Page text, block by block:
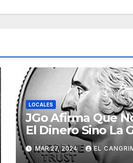
LOCALES
JGo Afirma Que
El Dinero Sino La
Pregunta: «¿De
Tendrán Una
MAR 27, 2024 EL